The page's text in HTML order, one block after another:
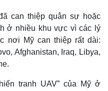
can thiệp quân sự hoặc
ở nhiều khu vực vì các lý
nơi Mỹ can thiệp rất dài:
Afghanistan, Iraq, Libya,
tranh UAV” của Mỹ ở